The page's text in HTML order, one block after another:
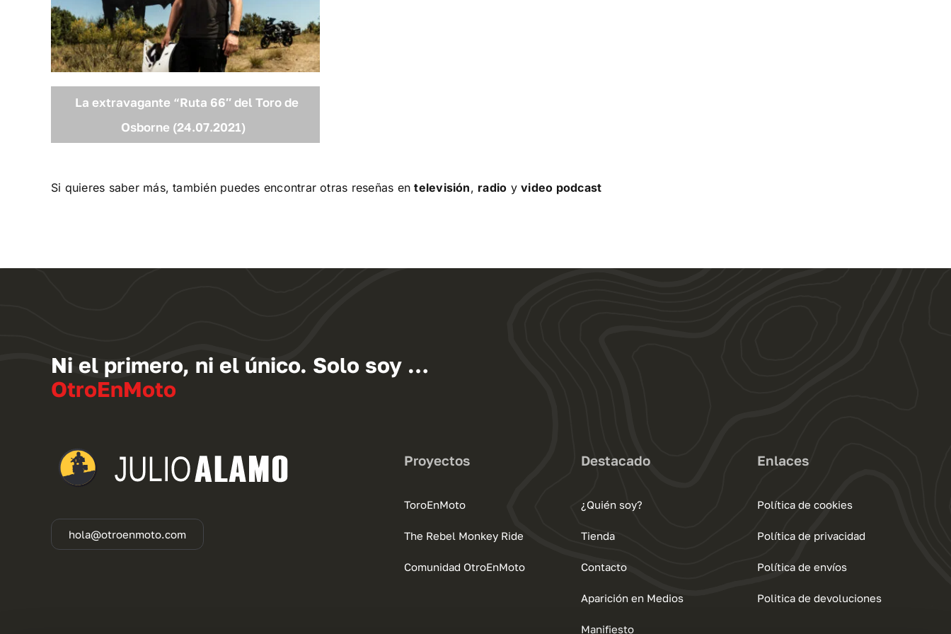
La extravagante “Ruta 66″ del Toro de
Osborne (24.07.2021)
Si quieres saber más, también puedes encontrar otras reseñas entelevisión, radio yvideo podcast
Ni el primero, ni el único. Solo soy …
OtroEnMoto
hola@otroenmoto.com
Proyectos
ToroEnMoto
The Rebel Monkey Ride
Comunidad OtroEnMoto
Destacado
¿Quién soy?
Tienda
Contacto
Aparición en Medios
Manifiesto
Enlaces
Política de cookies
Política de privacidad
Política de envíos
Politica de devoluciones